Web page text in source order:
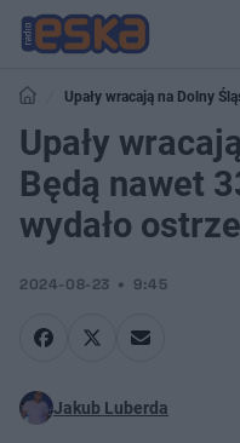
Upały wracają na Dolny
ostrzeżenie
Upały
Będą nawet
wydało
2024-08-23 9:45
Jakub Luberda